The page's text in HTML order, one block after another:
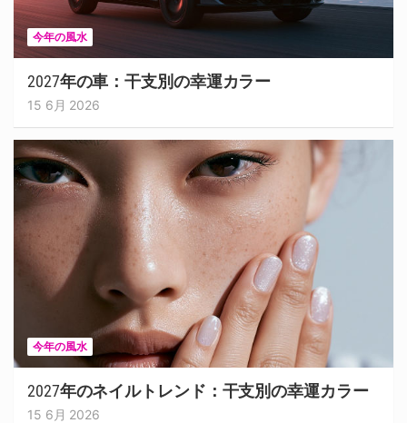
今年の風水
2027年の車：干支別の幸運カラー
15 6月 2026
今年の風水
2027年のネイルトレンド：干支別の幸運カラー
15 6月 2026